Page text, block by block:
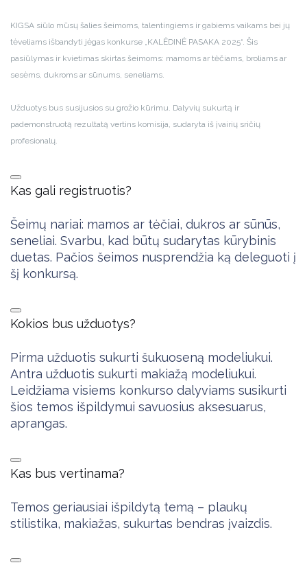
KIGSA siūlo mūsų šalies šeimoms, talentingiems ir gabiems vaikams bei jų
tėveliams išbandyti jėgas konkurse „KALĖDINĖ PASAKA 2025“. Šis
pasiūlymas ir kvietimas skirtas šeimoms: mamoms ar tėčiams, broliams ar
sesėms, dukroms ar sūnums, seneliams.
Užduotys bus susijusios su grožio kūrimu. Dalyvių sukurtą ir
pademonstruotą rezultatą vertins komisija, sudaryta iš įvairių sričių
profesionalų.
Kas gali registruotis?
Šeimų nariai: mamos ar tėčiai, dukros ar sūnūs,
seneliai. Svarbu, kad būtų sudarytas kūrybinis
duetas. Pačios šeimos nusprendžia ką deleguoti į
šį konkursą.
Kokios bus užduotys?
Pirma užduotis sukurti šukuoseną modeliukui.
Antra užduotis sukurti makiažą modeliukui.
Leidžiama visiems konkurso dalyviams susikurti
šios temos išpildymui savuosius aksesuarus,
aprangas.
Kas bus vertinama?
Temos geriausiai išpildytą temą – plaukų
stilistika, makiažas, sukurtas bendras įvaizdis.